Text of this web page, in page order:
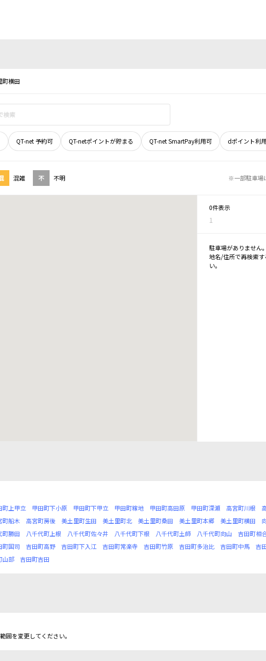
町横田
QT-net 予約可 QT-netポイントが貯まる QT-net SmartPay利用可 dポイント利
混雑 不 不明 ※一部駐車場
0件表示
1
駐車場がありません。
地名/住所で再検索
い。
町上甲立 甲田町下小原 甲田町下甲立 甲田町糘地 甲田町高田原 甲田町深瀬 高宮町川根
町船木 高宮町房後 美土里町生田 美土里町北 美土里町桑田 美土里町本郷 美土里町横田
町勝田 八千代町上根 八千代町佐々井 八千代町下根 八千代町土師 八千代町向山 吉田町相
町国司 吉田町高野 吉田町下入江 吉田町常楽寺 吉田町竹原 吉田町多治比 吉田町中馬 吉
山部 吉田町吉田
を変更してください。